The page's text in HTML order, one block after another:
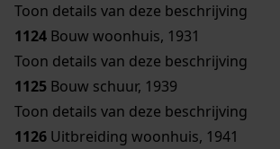
Toon details van deze beschrijving
1124 Bouw woonhuis, 1931
Toon details van deze beschrijving
1125 Bouw schuur, 1939
Toon details van deze beschrijving
1126 Uitbreiding woonhuis, 1941